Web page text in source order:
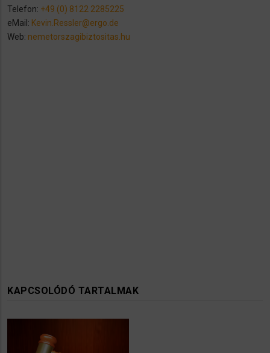
Telefon: +49 (0) 8122 2285225
eMail: Kevin.Ressler@ergo.de
Web: nemetorszagibiztositas.hu
KAPCSOLÓDÓ TARTALMAK